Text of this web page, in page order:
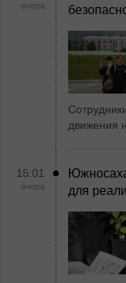
вчера
движения
15:01
вчера
для